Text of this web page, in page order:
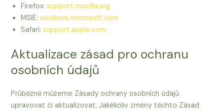
Firefox:support.mozilla.org
MSIE:windows.microsoft.com
Safari:support.apple.com
Aktualizace zásad pro ochranu
osobních údajů
Průběžně můžeme Zásady ochrany osobních údajů
upravovat či aktualizovat. Jakékoliv změny těchto Zásad